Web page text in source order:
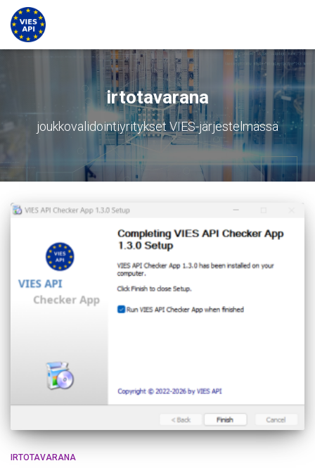
irtotavarana
joukkovalidointiyritykset VIES-järjestelmässä
IRTOTAVARANA